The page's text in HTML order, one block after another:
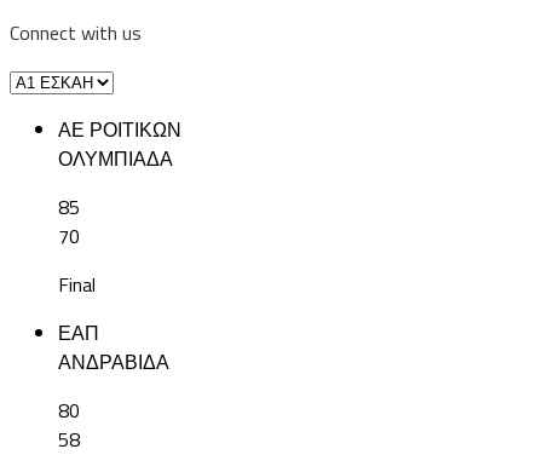
Connect with us
ΑΕ ΡΟΙΤΙΚΩΝ
ΟΛΥΜΠΙΑΔΑ
85
70
Final
ΕΑΠ
ΑΝΔΡΑΒΙΔΑ
80
58